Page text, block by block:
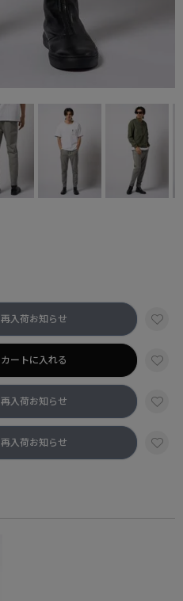
再入荷お知らせ
カートに入れる
再入荷お知らせ
再入荷お知らせ